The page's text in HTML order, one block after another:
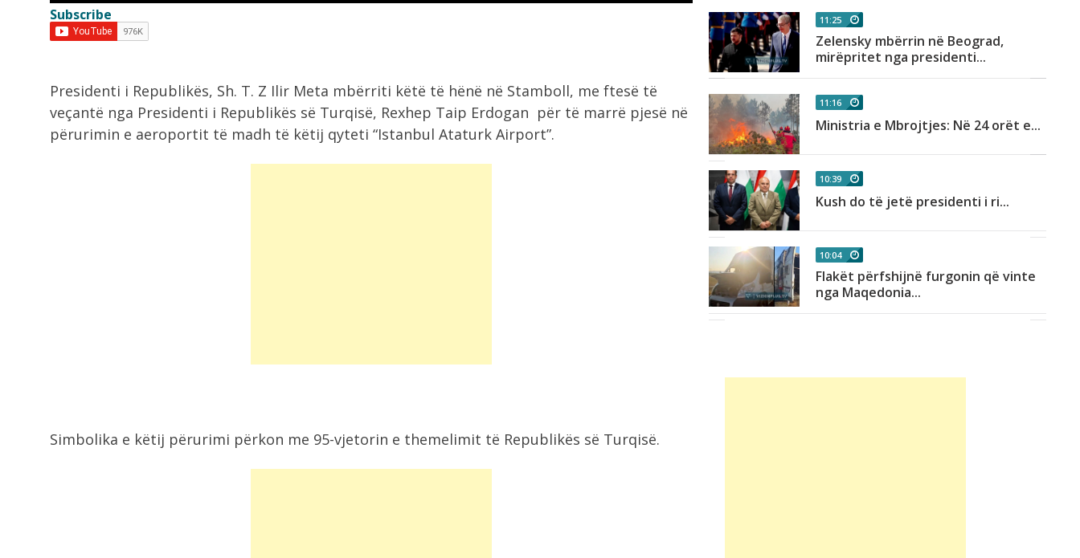
Subscribe
Presidenti i Republikës, Sh. T. Z Ilir Meta mbërriti këtë të hënë në Stamboll, me ftesë të
veçantë nga Presidenti i Republikës së Turqisë, Rexhep Taip Erdogan për të marrë pjesë në
përurimin e aeroportit të madh të këtij qyteti “Istanbul Ataturk Airport”.
Simbolika e këtij përurimi përkon me 95-vjetorin e themelimit të Republikës së Turqisë.
8:23
Termometri prek 40°C në Tiranë,
8:20
Prej 5 ditësh nën pushtimin e
flakëve,...
I dorëzoi fanelën me numrin 10
Salah,...
11:25
Zelensky mbërrin në Beograd,
mirëpritet nga presidenti...
11:16
Ministria e Mbrojtjes: Në 24 orët e...
10:39
Kush do të jetë presidenti i ri...
10:04
Flakët përfshijnë furgonin që vinte
nga Maqedonia...